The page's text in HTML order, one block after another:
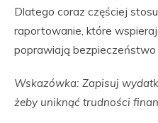
Dlatego coraz częściej
raportowanie, które
poprawiają bezpieczeństwo
Wskazówka: Zapisuj
żeby uniknąć trudności